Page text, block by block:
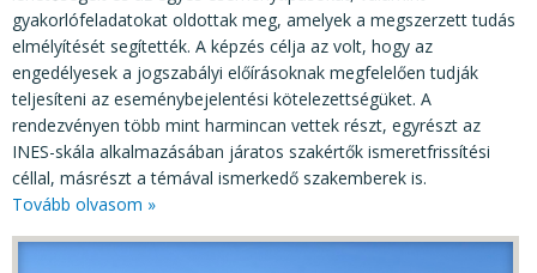
gyakorlófeladatokat oldottak meg, amelyek a megszerzett tudás
elmélyítését segítették. A képzés célja az volt, hogy az
engedélyesek a jogszabályi előírásoknak megfelelően tudják
teljesíteni az eseménybejelentési kötelezettségüket. A
rendezvényen több mint harmincan vettek részt, egyrészt az
INES-skála alkalmazásában járatos szakértők ismeretfrissítési
céllal, másrészt a témával ismerkedő szakemberek is.
Tovább olvasom »